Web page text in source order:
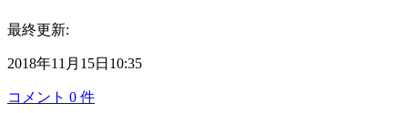
最終更新:
2018年11月15日10:35
コメント 0 件